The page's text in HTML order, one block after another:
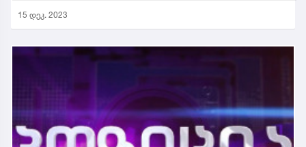
15 დეკ. 2023